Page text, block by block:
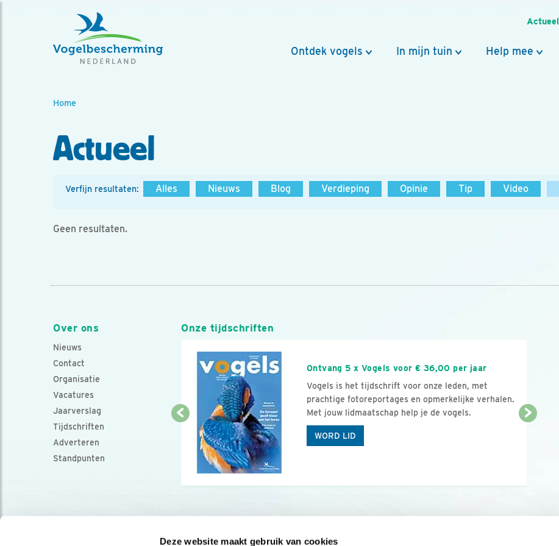
Deze website maakt gebruik van cookies
Actueel
Ontdek vogels In mijn tuin Help mee
Home
Actueel
Verfijn resultaten: Alles Nieuws Blog Verdieping Opinie Tip Video
Geen resultaten.
Over ons
Nieuws
Contact
Organisatie
Vacatures
Jaarverslag
Tijdschriften
Adverteren
Standpunten
Onze tijdschriften
Ontvang 5 x Vogels voor € 36,00 per jaar
Vogels is het tijdschrift voor onze leden, met
prachtige fotoreportages en opmerkelijke verhalen.
Met jouw lidmaatschap help je de vogels.
WORD LID